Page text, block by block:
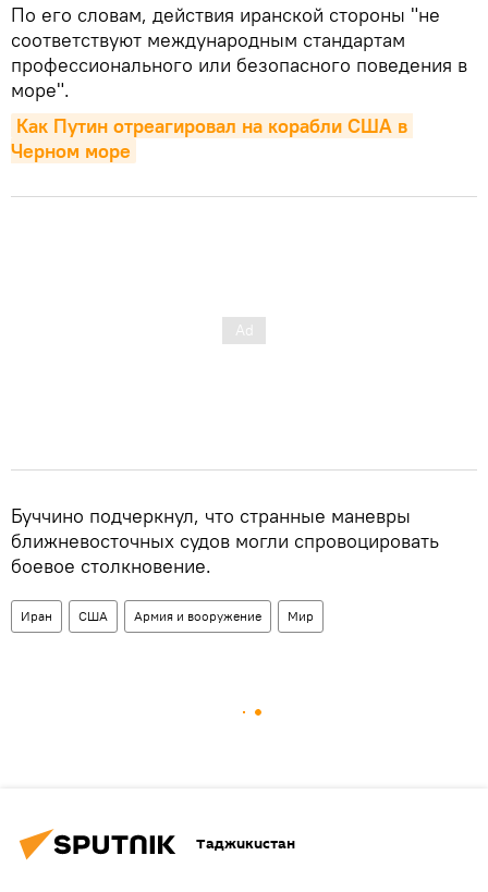
По его словам, действия иранской стороны "не
соответствуют международным стандартам
профессионального или безопасного поведения в
море".
Как Путин отреагировал на корабли США в
Черном море
Буччино подчеркнул, что странные маневры
ближневосточных судов могли спровоцировать
боевое столкновение.
Иран США Армия и вооружение Мир
Таджикистан